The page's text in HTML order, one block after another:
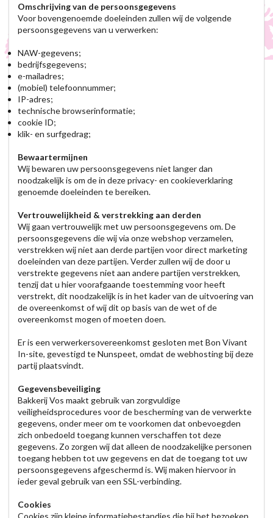
Omschrijving van de persoonsgegevens
Voor bovengenoemde doeleinden zullen wij de volgende
persoonsgegevens van u verwerken:
NAW-gegevens;
bedrijfsgegevens;
e-mailadres;
(mobiel) telefoonnummer;
IP-adres;
technische browserinformatie;
cookie ID;
klik- en surfgedrag;
Bewaartermijnen
Wij bewaren uw persoonsgegevens niet langer dan
noodzakelijk is om de in deze privacy- en cookieverklaring
genoemde doeleinden te bereiken.
Vertrouwelijkheid & verstrekking aan derden
Wij gaan vertrouwelijk met uw persoonsgegevens om. De
persoonsgegevens die wij via onze webshop verzamelen,
verstrekken wij niet aan derde partijen voor direct marketing
doeleinden van deze partijen. Verder zullen wij de door u
verstrekte gegevens niet aan andere partijen verstrekken,
tenzij dat u hier voorafgaande toestemming voor heeft
verstrekt, dit noodzakelijk is in het kader van de uitvoering van
de overeenkomst of wij dit op basis van de wet of de
overeenkomst mogen of moeten doen.
Er is een verwerkersovereenkomst gesloten met Bon Vivant
In-site, gevestigd te Nunspeet, omdat de webhosting bij deze
partij plaatsvindt.
Gegevensbeveiliging
Bakkerij Vos maakt gebruik van zorgvuldige
veiligheidsprocedures voor de bescherming van de verwerkte
gegevens, onder meer om te voorkomen dat onbevoegden
zich onbedoeld toegang kunnen verschaffen tot deze
gegevens. Zo zorgen wij dat alleen de noodzakelijke personen
toegang hebben tot uw gegevens en dat de toegang tot uw
persoonsgegevens afgeschermd is. Wij maken hiervoor in
ieder geval gebruik van een SSL-verbinding.
Cookies
Cookies zijn kleine informatiebestandjes die bij het bezoeken